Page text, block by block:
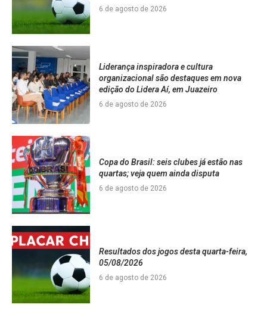
6 de agosto de 2026
Liderança inspiradora e cultura
organizacional são destaques em nova
edição do Lidera Aí, em Juazeiro
6 de agosto de 2026
Copa do Brasil: seis clubes já estão nas
quartas; veja quem ainda disputa
6 de agosto de 2026
Resultados dos jogos desta quarta-feira,
05/08/2026
6 de agosto de 2026